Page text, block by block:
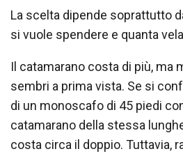
La scelta dipende soprattutto
si vuole spendere e quanta
Il catamarano costa di più, ma
sembri a prima vista. Se si
di un monoscafo di 45 piedi
catamarano della stessa
costa circa il doppio. Tuttavia,